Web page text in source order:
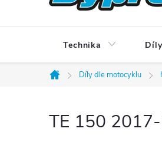
Technika
Domů
Díly dle motocyklu
TE 150